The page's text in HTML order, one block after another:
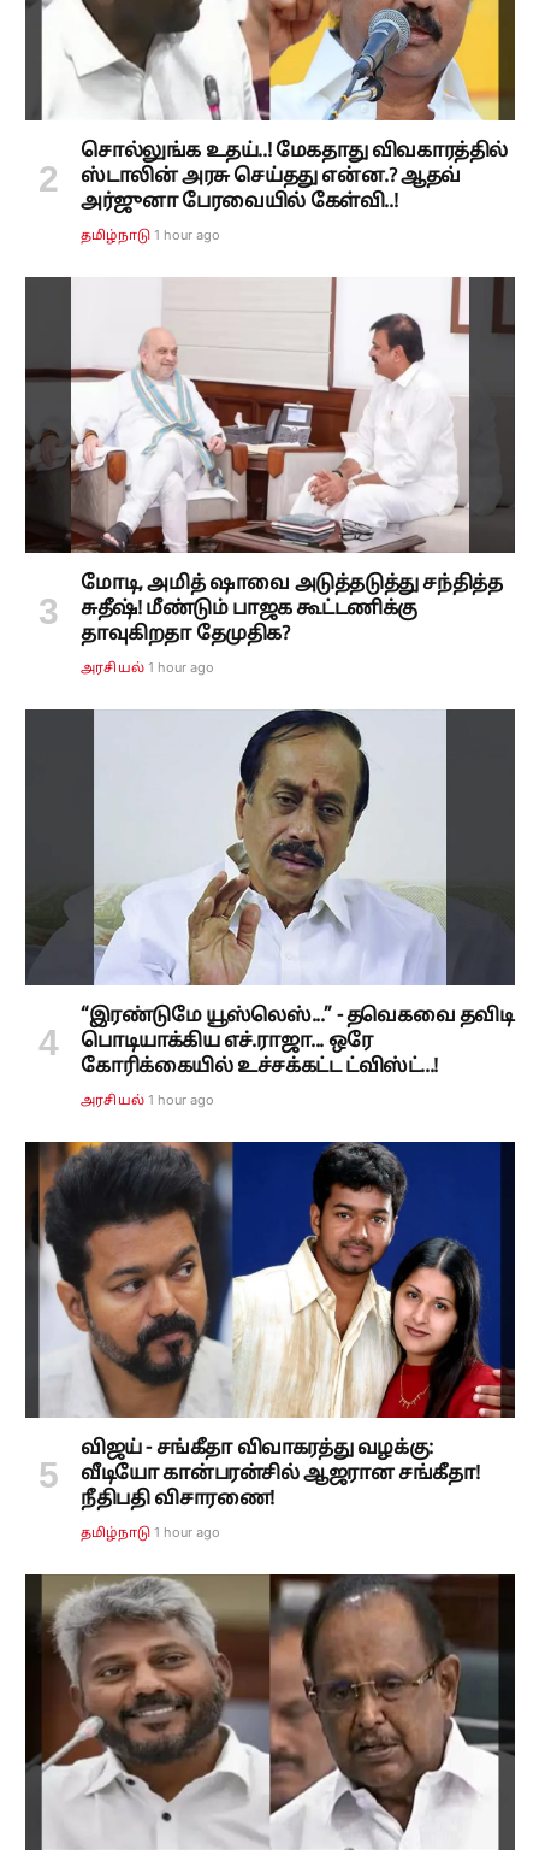
சொல்லுங்க உதய்..! மேகதாது விவகாரத்தில்
ஸ்டாலின் அரசு செய்தது என்ன.? ஆதவ்
அர்ஜுனா பேரவையில் கேள்வி..!
தமிழ்நாடு 1 hour ago
மோடி, அமித் ஷாவை அடுத்தடுத்து சந்தித்த
சுதீஷ்! மீண்டும் பாஜக கூட்டணிக்கு
தாவுகிறதா தேமுதிக?
அரசியல் 1 hour ago
“இரண்டுமே யூஸ்லெஸ்...” - தவெகவை தவிடி
பொடியாக்கிய எச்.ராஜா... ஒரே
கோரிக்கையில் உச்சக்கட்ட ட்விஸ்ட்...!
அரசியல் 1 hour ago
விஜய் - சங்கீதா விவாகரத்து வழக்கு:
வீடியோ கான்பரன்சில் ஆஜரான சங்கீதா!
நீதிபதி விசாரணை!
தமிழ்நாடு 1 hour ago